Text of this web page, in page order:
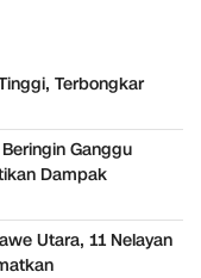
Terbongkar
Ganggu
Dampak
Utara, 11 Nelayan